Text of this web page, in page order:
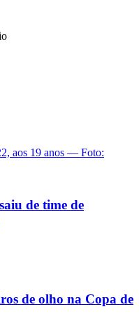
de time de
de olho na Copa de